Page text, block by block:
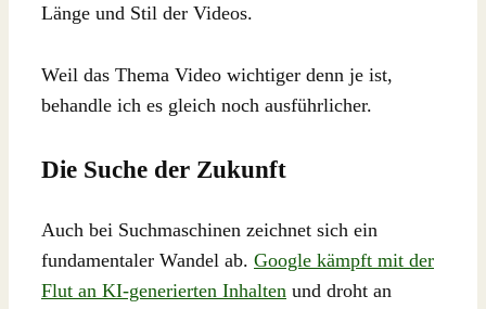
Länge und Stil der Videos.
Weil das Thema Video wichtiger denn je ist,
behandle ich es gleich noch ausführlicher.
Die Suche der Zukunft
Auch bei Suchmaschinen zeichnet sich ein
fundamentaler Wandel ab. Google kämpft mit der
Flut an KI-generierten Inhalten und droht an